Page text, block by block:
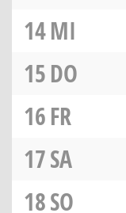
14MI
15DO
16FR
17SA
18SO